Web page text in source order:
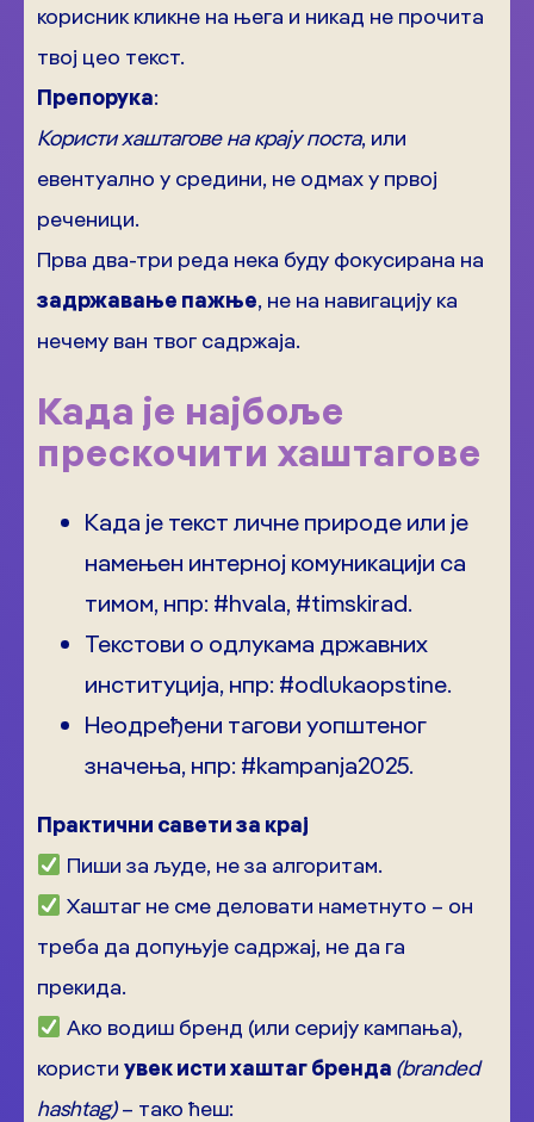
корисник кликне на њега и никад не прочита
твој цео текст.
Препорука:
Користи хаштагове на крају поста, или
евентуално у средини, не одмах у првој
реченици.
Прва два-три реда нека буду фокусирана на
задржавање пажње, не на навигацију ка
нечему ван твог садржаја.
Када је најбоље
прескочити хаштагове
Када је текст личне природе или је
намењен интерној комуникацији са
тимом, нпр: #hvala, #timskirad.
Текстови о одлукама државних
институција, нпр: #odlukaopstine.
Неодређени тагови уопштеног
значења, нпр: #kampanja2025.
Практични савети за крај
Пиши за људе, не за алгоритам.
Хаштаг не сме деловати наметнуто – он
треба да допуњује садржај, не да га
прекида.
Ако водиш бренд (или серију кампања),
користи увек исти хаштаг бренда (branded
hashtag)– тако ћеш: